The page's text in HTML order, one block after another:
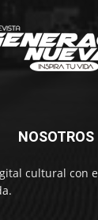
NOSOTROS
cultural con